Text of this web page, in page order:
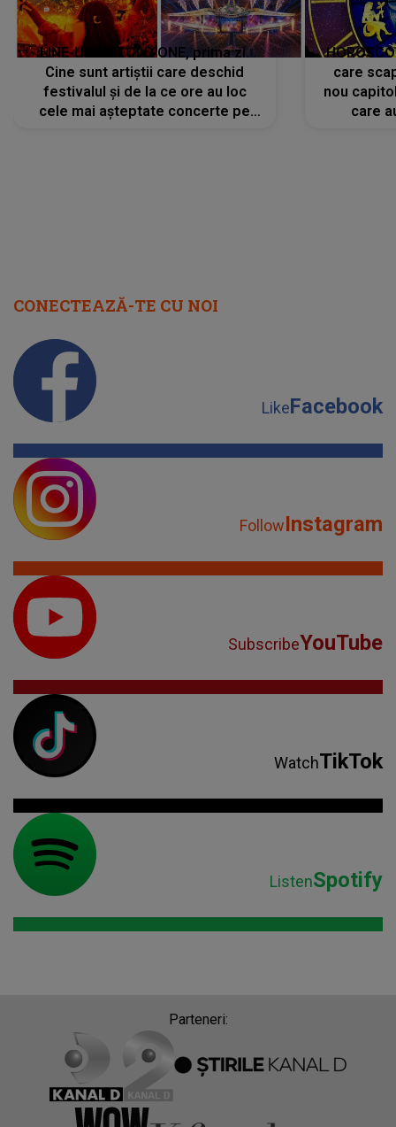
LINE-UP UNTOLD ONE, prima zi.
Cine sunt artiștii care deschid
festivalul și de la ce ore au loc
cele mai așteptate concerte pe
care
nou
care
CONECTEAZĂ-TE CU NOI
LikeFacebook
FollowInstagram
SubscribeYouTube
WatchTikTok
ListenSpotify
Parteneri: